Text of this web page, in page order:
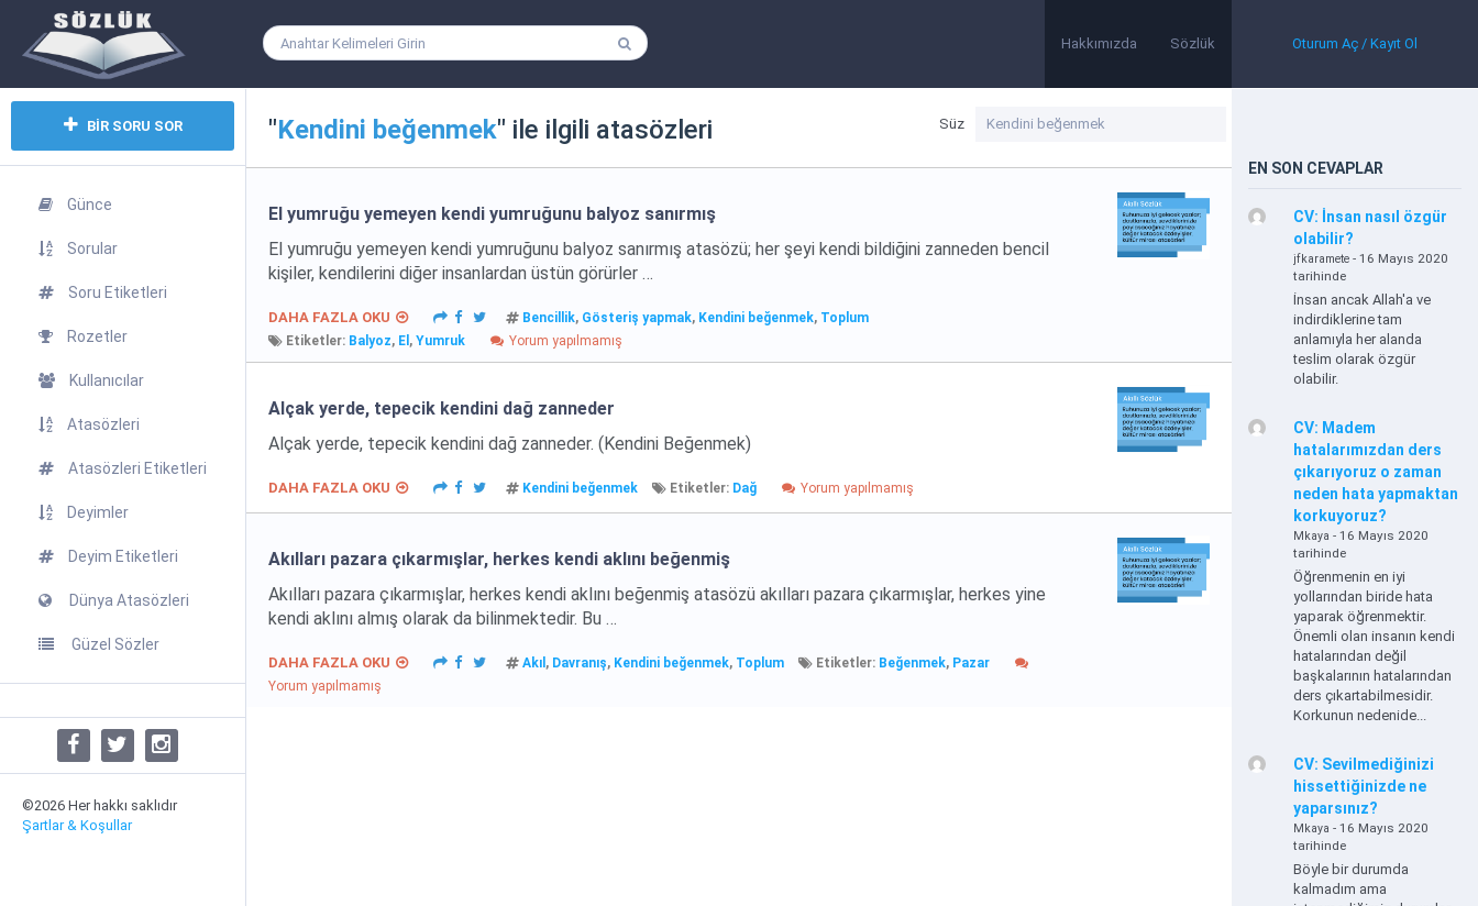
Hakkımızda Sözlük Oturum Aç / Kayıt Ol
BİR SORU SOR
Günce
Sorular
Soru Etiketleri
Rozetler
Kullanıcılar
Atasözleri
Atasözleri Etiketleri
Deyimler
Deyim Etiketleri
Dünya Atasözleri
Güzel Sözler
©2026 Her hakkı saklıdır
Şartlar & Koşullar
"Kendini beğenmek" ile ilgili atasözleri Süz
El yumruğu yemeyen kendi yumruğunu balyoz sanırmış
El yumruğu yemeyen kendi yumruğunu balyoz sanırmış atasözü; her şeyi kendi bildiğini zanneden bencil
kişiler, kendilerini diğer insanlardan üstün görürler …
DAHA FAZLA OKU Bencillik, Gösteriş yapmak, Kendini beğenmek, Toplum
Etiketler: Balyoz, El , Yumruk Yorum yapılmamış
Alçak yerde, tepecik kendini dağ zanneder
Alçak yerde, tepecik kendini dağ zanneder. (Kendini Beğenmek)
DAHA FAZLA OKU Kendini beğenmek Etiketler: Dağ Yorum yapılmamış
Akılları pazara çıkarmışlar, herkes kendi aklını beğenmiş
Akılları pazara çıkarmışlar, herkes kendi aklını beğenmiş atasözü akılları pazara çıkarmışlar, herkes yine
kendi aklını almış olarak da bilinmektedir. Bu …
DAHA FAZLA OKU Akıl , Davranış, Kendini beğenmek, Toplum Etiketler: Beğenmek, Pazar
Yorum yapılmamış
EN SON CEVAPLAR
CV: İnsan nasıl özgür
olabilir?
jfkaramete - 16 Mayıs 2020
tarihinde
İnsan ancak Allah'a ve
indirdiklerine tam
anlamıyla her alanda
teslim olarak özgür
olabilir.
CV: Madem
hatalarımızdan ders
çıkarıyoruz o zaman
neden hata yapmaktan
korkuyoruz?
Mkaya - 16 Mayıs 2020
tarihinde
Öğrenmenin en iyi
yollarından biride hata
yaparak öğrenmektir.
Önemli olan insanın kendi
hatalarından değil
başkalarının hatalarından
ders çıkartabilmesidir.
Korkunun nedenide...
CV: Sevilmediğinizi
hissettiğinizde ne
yaparsınız?
Mkaya - 16 Mayıs 2020
tarihinde
Böyle bir durumda
kalmadım ama